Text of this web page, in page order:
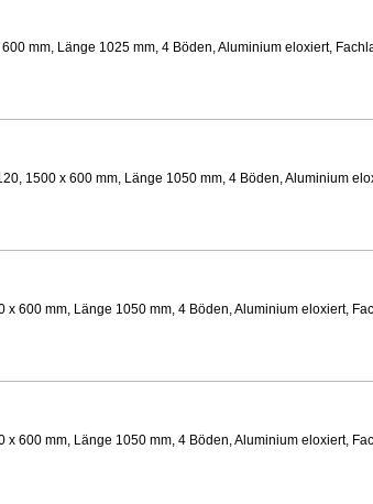
mm, Länge 1025 mm, 4 Böden, Aluminium eloxiert,
1500 x 600 mm, Länge 1050 mm, 4 Böden, Aluminium
600 mm, Länge 1050 mm, 4 Böden, Aluminium eloxiert,
600 mm, Länge 1050 mm, 4 Böden, Aluminium eloxiert,